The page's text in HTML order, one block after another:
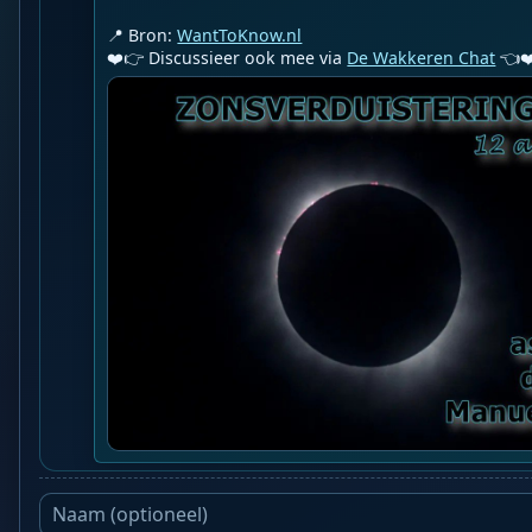
📍 Bron: WantToKnow.nl
❤️👉 Discussieer ook mee via De Wakkeren Chat